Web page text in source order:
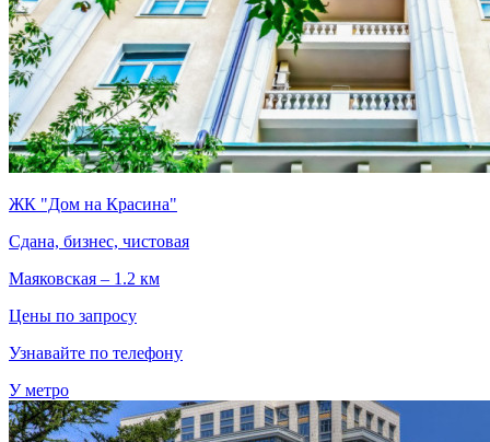
ЖК "Дом на Красина"
Сдана, бизнес, чистовая
Маяковская – 1.2 км
Цены по запросу
Узнавайте по телефону
У метро